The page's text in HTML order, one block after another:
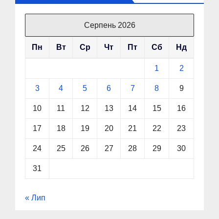
Серпень 2026
Пн Вт Ср Чт Пт Сб Нд
1 2
3 4 5 6 7 8 9
10 11 12 13 14 15 16
17 18 19 20 21 22 23
24 25 26 27 28 29 30
31
« Лип